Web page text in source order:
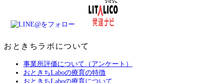
おときちラボについて
事業所評価について（アンケート）
おときちLaboの療育の特徴
おときちLaboの療育について